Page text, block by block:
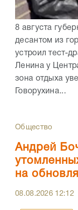
8 августа
десантом из
устроил тест-
Ленина у
зона отдыха
Говорухина...
Общество
Андрей
на
08.08.2026 12:12